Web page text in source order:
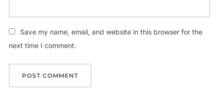
Save my name, email, and website in this browser for the
next time I comment.